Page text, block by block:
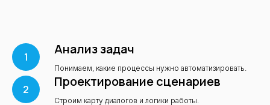
Анализ задач
Понимаем, какие процессы нужно автоматизировать.
Проектирование сценариев
Строим карту диалогов и логики работы.
успевали отвечать на заявки с
сайта.
Решение:чат-бот, который
принимает лиды и сразу
создаёт сделки в CRM.
Результат:
Решение:бот-
в CRM.
Результат: